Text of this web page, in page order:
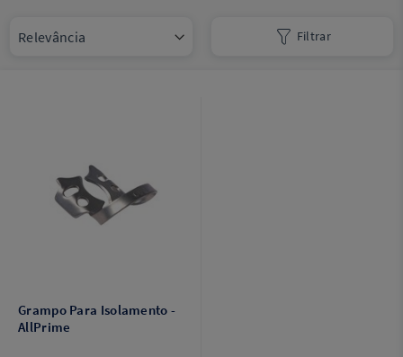
Você está
Grampo Para Isolamento -
AllPrime
Filtrar